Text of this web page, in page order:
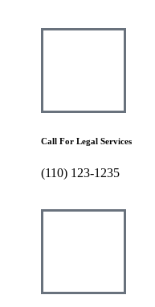
Call For Legal Services
(110) 123-1235